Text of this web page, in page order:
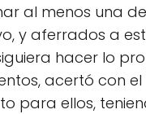
al menos una
y aferrados a
hacer lo
acertó con el
para ellos,